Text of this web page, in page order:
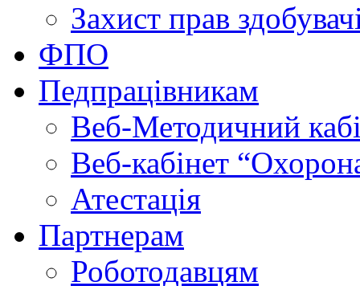
Захист прав
ФПО
Педпрацівникам
Веб-Методичний
Веб-кабінет
Атестація
Партнерам
Роботодавцям